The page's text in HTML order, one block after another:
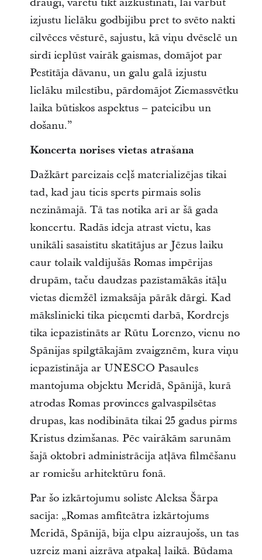
izjustu lielāku godbijību pret to svēto nakti
cilvēces vēsturē, sajustu, kā viņu dvēselē un
sirdī ieplūst vairāk gaismas, domājot par
Pestītāja dāvanu, un galu galā izjustu
lielāku mīlestību, pārdomājot Ziemassvētku
laika būtiskos aspektus – pateicību un
došanu.”
Koncerta norises vietas atrašana
Dažkārt pareizais ceļš materializējas tikai
tad, kad jau ticis sperts pirmais solis
nezināmajā. Tā tas notika arī ar šā gada
koncertu. Radās ideja atrast vietu, kas
unikāli sasaistītu skatītājus ar Jēzus laiku
caur tolaik valdījušās Romas impērijas
drupām, taču daudzas pazīstamākās itāļu
vietas diemžēl izmaksāja pārāk dārgi. Kad
mākslinieki tika pieņemti darbā, Kordrejs
tika iepazīstināts ar Rūtu Lorenzo, vienu no
Spānijas spilgtākajām zvaigznēm, kura viņu
iepazīstināja ar UNESCO Pasaules
mantojuma objektu Meridā, Spānijā, kurā
atrodas Romas provinces galvaspilsētas
drupas, kas nodibināta tikai 25 gadus pirms
Kristus dzimšanas. Pēc vairākām sarunām
šajā oktobrī administrācija atļāva filmēšanu
ar romiešu arhitektūru fonā.
Par šo izkārtojumu soliste Aleksa Šārpa
sacīja: „Romas amfiteātra izkārtojums
Meridā, Spānijā, bija elpu aizraujošs, un tas
uzreiz mani aizrāva atpakaļ laikā. Būdama